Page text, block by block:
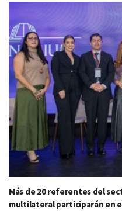
Más de 20 referentes del
multilateral participarán en